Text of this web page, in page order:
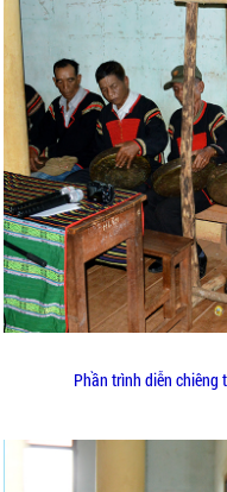
Phần trình diễn chiêng